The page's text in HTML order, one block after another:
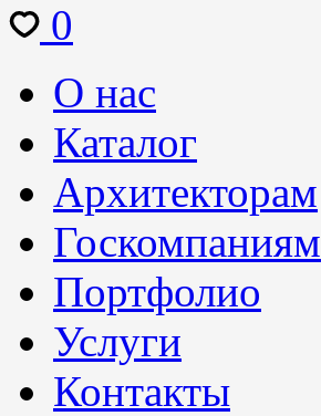
0
О нас
Каталог
Архитекторам
Госкомпаниям
Портфолио
Услуги
Контакты